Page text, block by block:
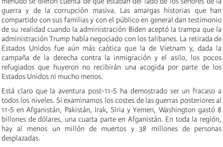
guerra y de la corrupción masiva. Las amargas historias que han
compartido con sus familias y con el público en general dan testimonio
de su realidad cuando la administración Biden aceptó la trampa que la
administración Trump había negociado con los talibanes. La retirada de
Estados Unidos fue aún más caótica que la de Vietnam y, dada la
campaña de la derecha contra la inmigración y el asilo, los pocos
refugiados que huyeron no recibirán una acogida por parte de los
Estados Unidos ni mucho menos.
Está claro que la aventura post-11-S ha demostrado ser un fracaso a
todos los niveles. Si examinamos los costes de las guerras posteriores al
11-S en Afganistán, Pakistán, Irak, Siria y Yemen, Washington gastó 8
billones de dólares, una cuarta parte en Afganistán. En toda la región,
hay al menos un millón de muertos y 38 millones de personas
desplazadas.